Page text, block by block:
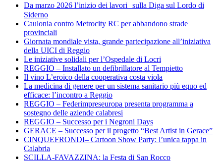
Da marzo 2026 l’inizio dei lavori sulla Diga sul Lordo di
Siderno
Caulonia contro Metrocity RC per abbandono strade
provinciali
Giornata mondiale vista, grande partecipazione all’iniziativa
della UICI di Reggio
Le iniziative solidali per l’Ospedale di Locri
REGGIO – Installato un defibrillatore al Tempietto
Il vino L’eroico della cooperativa costa viola
La medicina di genere per un sistema sanitario più equo ed
efficace: l’incontro a Reggio
REGGIO – Federimpreseuropa presenta programma a
sostegno delle aziende calabresi
REGGIO – Successo per i Negroni Days
GERACE – Successo per il progetto “Best Artist in Gerace”
CINQUEFRONDI– Cartoon Show Party: l’unica tappa in
Calabria
SCILLA-FAVAZZINA: la Festa di San Rocco